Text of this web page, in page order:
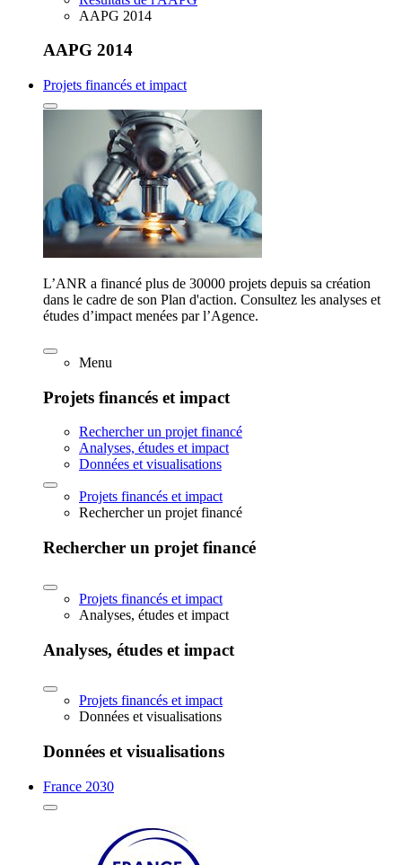
AAPG 2014
AAPG 2014
Projets financés et impact
L’ANR a financé plus de 30000 projets depuis sa création
dans le cadre de son Plan d'action. Consultez les analyses et
études d’impact menées par l’Agence.
Menu
Projets financés et impact
Rechercher un projet financé
Analyses, études et impact
Données et visualisations
Projets financés et impact
Rechercher un projet financé
Rechercher un projet financé
Projets financés et impact
Analyses, études et impact
Analyses, études et impact
Projets financés et impact
Données et visualisations
Données et visualisations
France 2030